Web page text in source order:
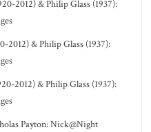
2012) & Philip Glass (1937):
2012) & Philip Glass (1937):
2012) & Philip Glass (1937):
Payton: Nick@Night